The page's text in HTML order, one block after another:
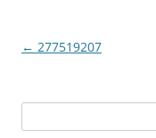
Navegación
← 277519207